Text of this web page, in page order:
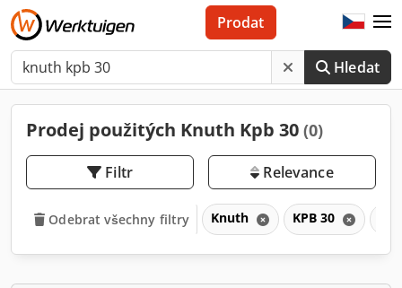
Hledat
Prodat
Prodej použitých Knuth Kpb 30 (0)
Filtr Relevance
Odebrat všechny filtry Knuth KPB 30